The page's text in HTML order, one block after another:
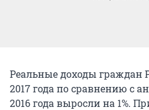
Реальные доходы граждан
2017 года по сравнению с
2016 года выросли на 1%.